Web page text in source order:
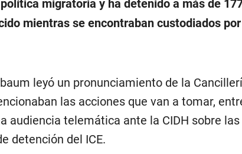
migratoria y ha detenido a más de
mientras se encontraban custodiados
leyó un pronunciamiento de la
las acciones que van a tomar,
audiencia telemática ante la CIDH sobre
detención del ICE.